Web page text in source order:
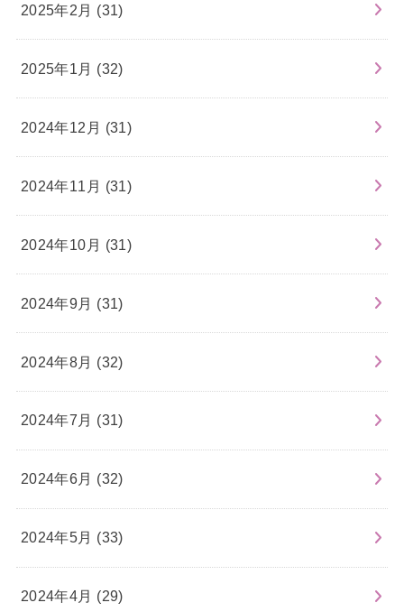
2025年2月 (31)
2025年1月 (32)
2024年12月 (31)
2024年11月 (31)
2024年10月 (31)
2024年9月 (31)
2024年8月 (32)
2024年7月 (31)
2024年6月 (32)
2024年5月 (33)
2024年4月 (29)